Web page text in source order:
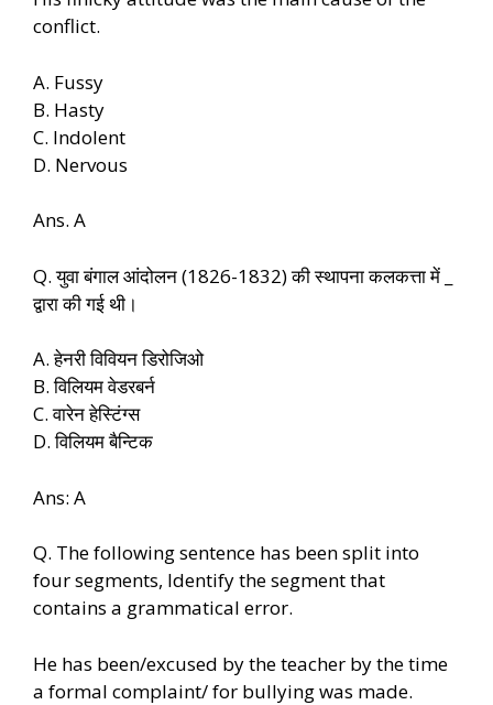
conflict.
A. Fussy
B. Hasty
C. Indolent
D. Nervous
Ans. A
Q. युवा बंगाल आंदोलन (1826-1832) की स्थापना कलकत्ता में _
द्वारा की गई थी।
A. हेनरी विवियन डिरोजिओ
B. विलियम वेडरबर्न
C. वारेन हेस्टिंग्स
D. विलियम बैन्टिक
Ans: A
Q. The following sentence has been split into
four segments, Identify the segment that
contains a grammatical error.
He has been/excused by the teacher by the time
a formal complaint/ for bullying was made.